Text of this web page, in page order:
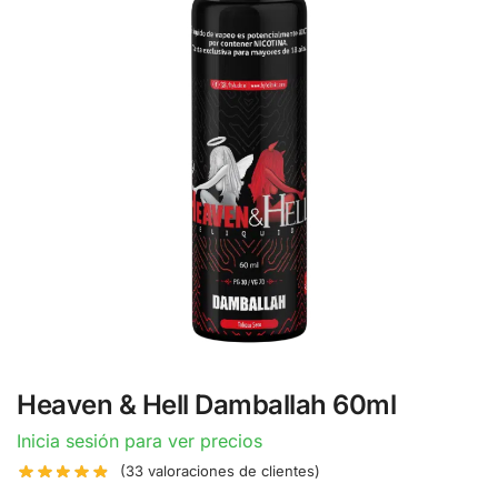
Heaven & Hell Damballah 60ml
Inicia sesión para ver precios
(33 valoraciones de clientes)